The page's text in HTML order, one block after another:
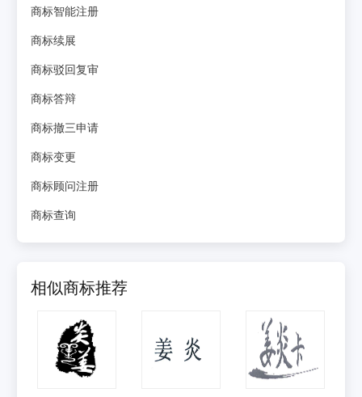
商标智能注册
商标续展
商标驳回复审
商标答辩
商标撤三申请
商标变更
商标顾问注册
商标查询
相似商标推荐